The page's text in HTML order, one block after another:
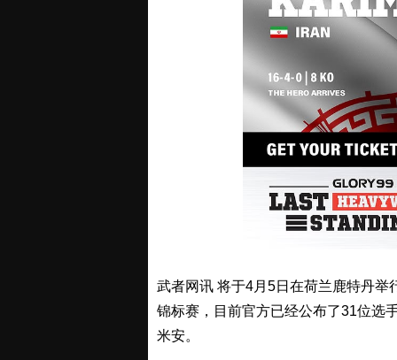
武者网讯 将于4月5日在荷兰鹿特丹
锦标赛，目前官方已经公布了31位选
米安。